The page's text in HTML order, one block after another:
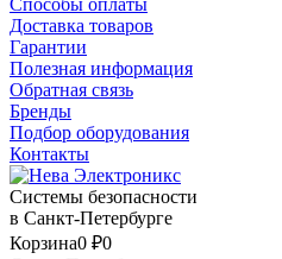
Способы оплаты
Доставка товаров
Гарантии
Полезная информация
Обратная связь
Бренды
Подбор оборудования
Контакты
Системы безопасности
в Санкт-Петербурге
Корзина0 ₽0